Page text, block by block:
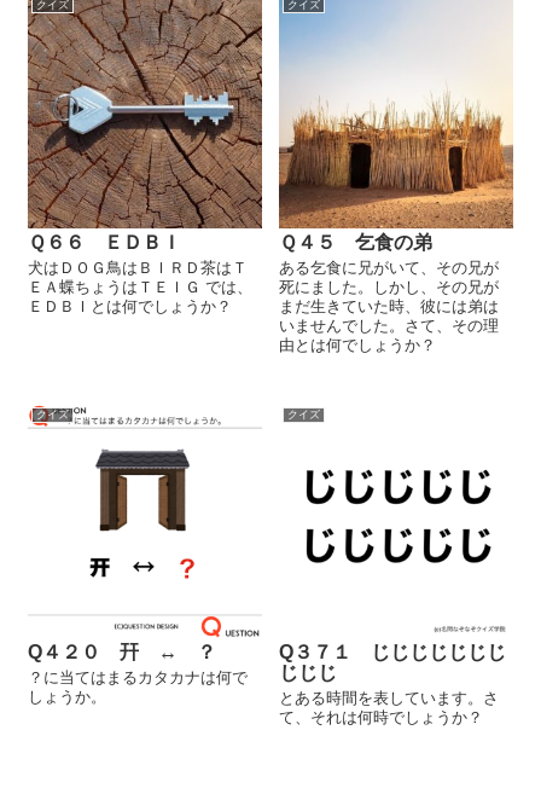
クイズ
Ｑ６６ ＥＤＢＩ
犬はＤＯＧ鳥はＢＩＲＤ茶はＴ
ＥＡ蝶ちょうはＴＥＩＧ では、
ＥＤＢＩとは何でしょうか？
クイズ
Ｑ４５ 乞食の弟
ある乞食に兄がいて、その兄が
死にました。しかし、その兄が
まだ生きていた時、彼には弟は
いませんでした。さて、その理
由とは何でしょうか？
クイズ
Q４２０ 幵 ↔︎ ？
？に当てはまるカタカナは何で
しょうか。
クイズ
Q３７１ じじじじじじじ
じじじ
とある時間を表しています。さ
て、それは何時でしょうか？